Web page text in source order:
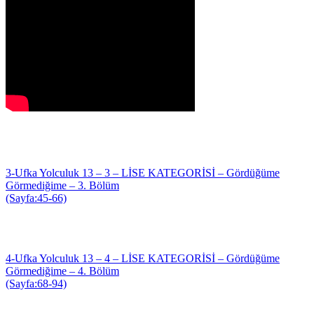
3-Ufka Yolculuk 13 – 3 – LİSE KATEGORİSİ – Gördüğüme
Görmediğime – 3. Bölüm
(Sayfa:45-66)
4-Ufka Yolculuk 13 – 4 – LİSE KATEGORİSİ – Gördüğüme
Görmediğime – 4. Bölüm
(Sayfa:68-94)